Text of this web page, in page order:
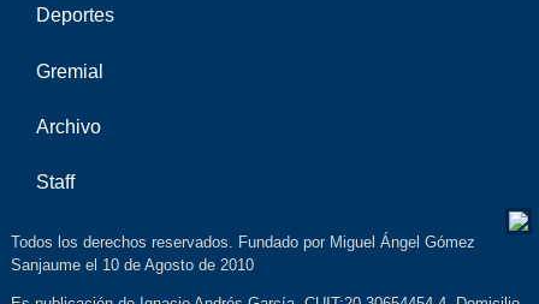
Deportes
Gremial
Archivo
Staff
Todos los derechos reservados. Fundado por Miguel Ángel Gómez
Sanjaume el 10 de Agosto de 2010